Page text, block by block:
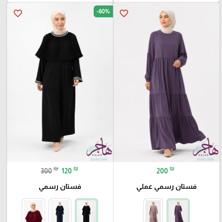
favorite_border
200 ₪
فستان رسمي عملي
favorite_border -60%
300 ₪ 120 ₪
فستان رسمي